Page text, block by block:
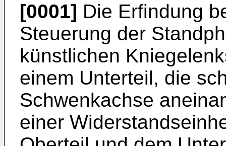
[0001] Die Erfindung
Steuerung der
künstlichen
einem Unterteil, die
Schwenkachse
einer